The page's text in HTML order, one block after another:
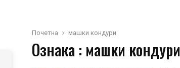
Почетна машки кондури
Ознака : машки кондури